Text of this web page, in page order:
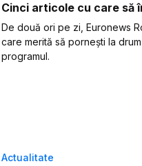
Cinci articole cu care să
De două ori pe zi, Euronews
care merită să pornești la
programul.
Actualitate